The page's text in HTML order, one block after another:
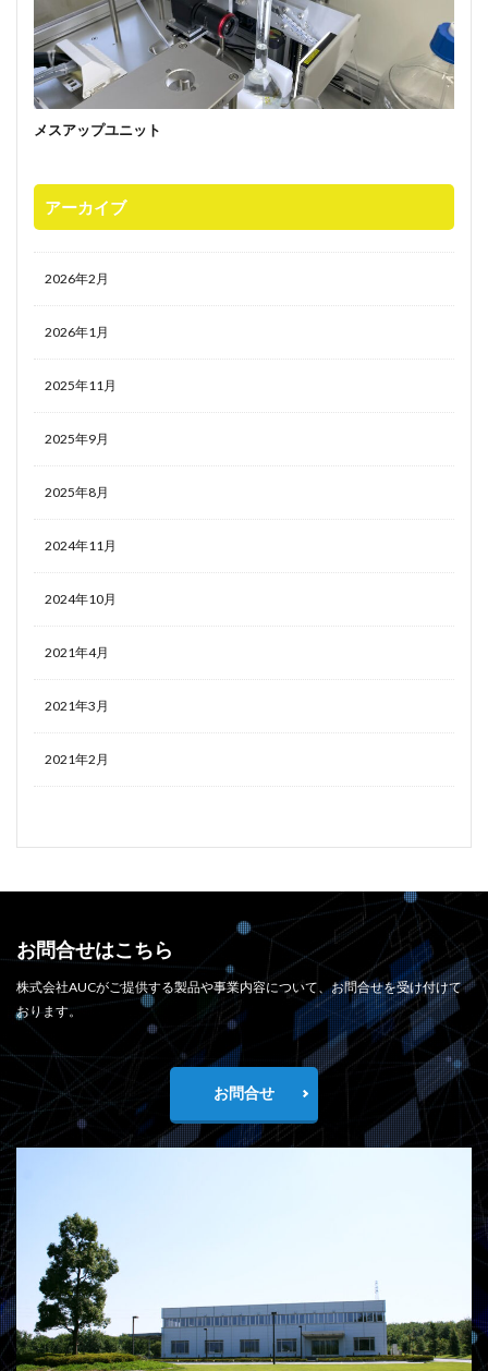
メスアップユニット
アーカイブ
2026年2月
2026年1月
2025年11月
2025年9月
2025年8月
2024年11月
2024年10月
2021年4月
2021年3月
2021年2月
お問合せはこちら
株式会社AUCがご提供する製品や事業内容について、お問合せを受け付けて
おります。
お問合せ